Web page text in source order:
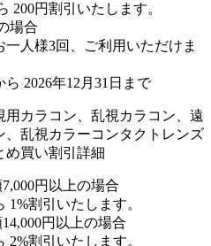
200円割引 いたします。
場合
一人様3回
、ご利用いただけま
ら 2026年12月31日まで
用カラコン、乱視カラコン、遠
乱視カラーコンタクトレンズ
め買い割引詳細
7,000円以上の場合
1%割引いたします。
14,000円以上の場合
2%割引いたします。